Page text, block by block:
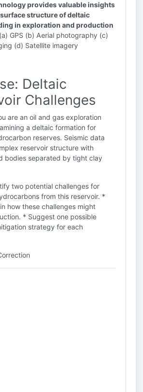
provides valuable insights
structure of deltaic
in exploration and production
(a) GPS (b) Aerial photography (c)
(d) Satellite imagery
Deltaic
Challenges
are an oil and gas exploration
a deltaic formation for
reserves. Seismic data
reservoir structure with
bodies separated by tight clay
two potential challenges for
from this reservoir. *
how these challenges might
* Suggest one possible
strategy for each